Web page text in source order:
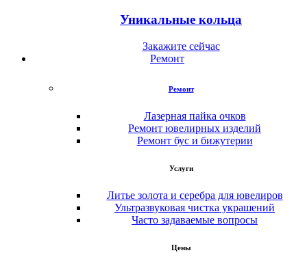
Уникальные кольца
Закажите сейчас
Ремонт
Ремонт
Лазерная пайка очков
Ремонт ювелирных изделий
Ремонт бус и бижутерии
Услуги
Литье золота и серебра для ювелиров
Ультразвуковая чистка украшений
Часто задаваемые вопросы
Цены